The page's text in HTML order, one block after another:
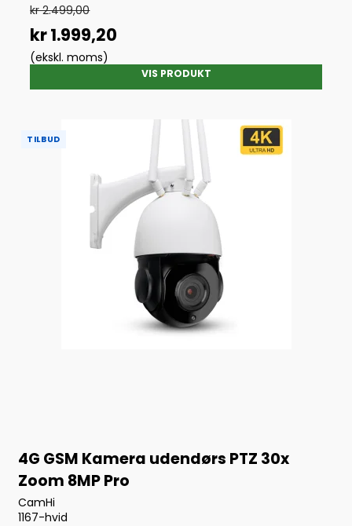
kr 2.499,00
kr 1.999,20
(ekskl. moms)
VIS PRODUKT
TILBUD
4G GSM Kamera udendørs PTZ 30x
Zoom 8MP Pro
CamHi
1167-hvid